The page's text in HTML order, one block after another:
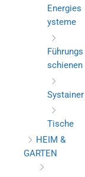
Energies
ysteme
Führungs
schienen
Systainer
Tische
HEIM &
GARTEN